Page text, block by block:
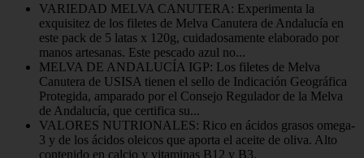
VARIEDAD MELVA CANUTERA: Experimenta la
exquisitez de los filetes de Melva Canutera de Andalucía en
este pack de 5 latas x 120g, cuidadosamente elaborado por
manos artesanas. Este pescado azul no...
MELVA DE ANDALUCÍA IGP: Los filetes de Melva
Canutera de USISA tienen el sello de Indicación Geográfica
Protegida, amparado por el Consejo Regulador de la Melva
de Andalucía, que certifica su...
VALORES NUTRIONALES: Rico en ácidos grasos omega-
3 y de los ácidos oleicos que aporta el aceite de oliva. Alto
contenido en calcio y vitaminas B12 y B3.